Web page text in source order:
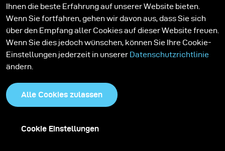
Ihnen die beste Erfahrung auf unserer Website bieten.
Wenn Sie fortfahren, gehen wir davon aus, dass Sie sich
über den Empfang aller Cookies auf dieser Website freuen.
Wenn Sie dies jedoch wünschen, können Sie Ihre Cookie-
Einstellungen jederzeit in unserer Datenschutzrichtlinie
ändern.
Alle Cookies zulassen
Cookie Einstellungen